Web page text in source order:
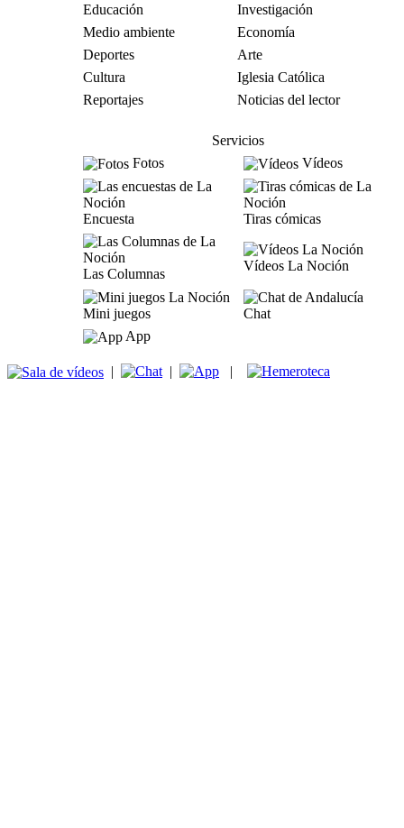
Educación
Investigación
Medio ambiente
Economía
Deportes
Arte
Cultura
Iglesia Católica
Reportajes
Noticias del lector
Servicios
Fotos
Vídeos
Encuesta Tiras cómicas
Las Columnas
Vídeos La Noción
Mini juegos
Chat
App
| | |